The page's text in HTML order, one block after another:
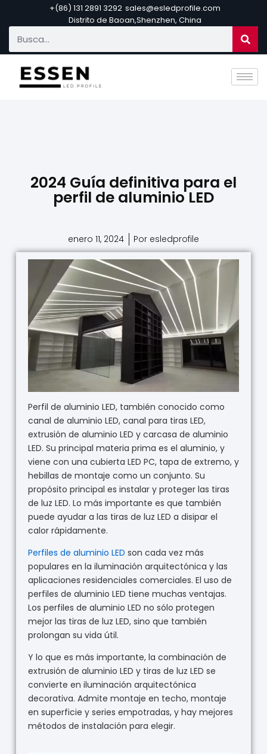
+(86) 131 2891 3292 sales@esledprofile.com
Distrito de Baoan,Shenzhen, China
2024 Guía definitiva para el
perfil de aluminio LED
enero 11, 2024 Por esledprofile
Perfil de aluminio LED, también conocido como
canal de aluminio LED, canal para tiras LED,
extrusión de aluminio LED y carcasa de aluminio
LED. Su principal materia prima es el aluminio, y
viene con una cubierta LED PC, tapa de extremo, y
hebillas de montaje como un conjunto. Su
propósito principal es instalar y proteger las tiras
de luz LED. Lo más importante es que también
puede ayudar a las tiras de luz LED a disipar el
calor rápidamente.
Perfiles de aluminio LED son cada vez más
populares en la iluminación arquitectónica y las
aplicaciones residenciales comerciales. El uso de
perfiles de aluminio LED tiene muchas ventajas.
Los perfiles de aluminio LED no sólo protegen
mejor las tiras de luz LED, sino que también
prolongan su vida útil.
Y lo que es más importante, la combinación de
extrusión de aluminio LED y tiras de luz LED se
convierte en iluminación arquitectónica
decorativa. Admite montaje en techo, montaje
en superficie y series empotradas, y hay mejores
métodos de instalación para elegir.